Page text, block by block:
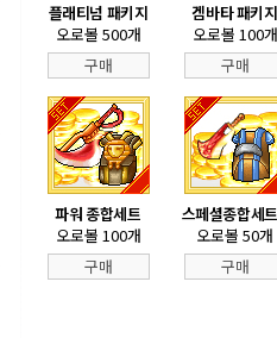
플래티넘 패키지
오로볼 500개
구매
겜바타 패키지
오로볼 100개
구매
파워 종합세트
오로볼 100개
구매
스페셜종합세
오로볼 50개
구매